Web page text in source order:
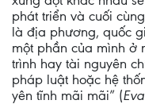
phát triển và cuối
là địa phương, quốc
một phần của mình ở
trình hay tài nguyên
pháp luật hoặc hệ
yên tĩnh mãi mãi” (